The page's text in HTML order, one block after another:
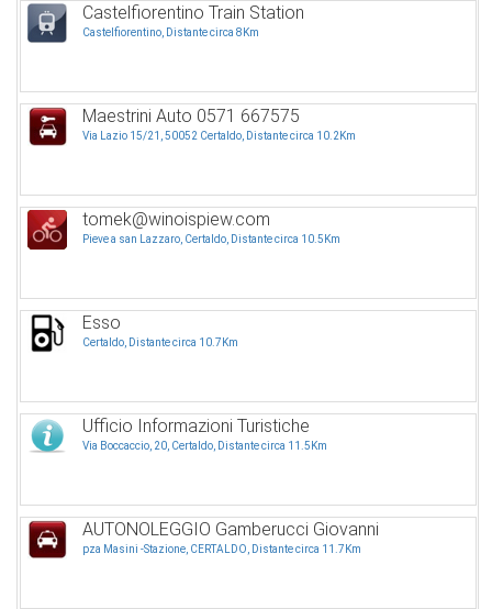
Castelfiorentino Train Station
Castelfiorentino, Distante circa 8Km
Maestrini Auto 0571 667575
Via Lazio 15/21, 50052 Certaldo, Distante circa 10.2Km
tomek@winoispiew.com
Pieve a san Lazzaro, Certaldo, Distante circa 10.5Km
Esso
Certaldo, Distante circa 10.7Km
Ufficio Informazioni Turistiche
Via Boccaccio, 20, Certaldo, Distante circa 11.5Km
AUTONOLEGGIO Gamberucci Giovanni
pza Masini -Stazione, CERTALDO, Distante circa 11.7Km